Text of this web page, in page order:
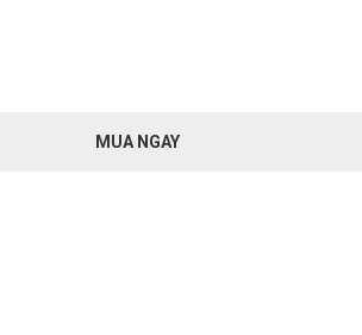
MUA NGAY